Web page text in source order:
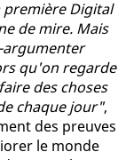
première Digital
de mire. Mais
qu'on regarde
des choses
chaque jour",
des preuves
le monde